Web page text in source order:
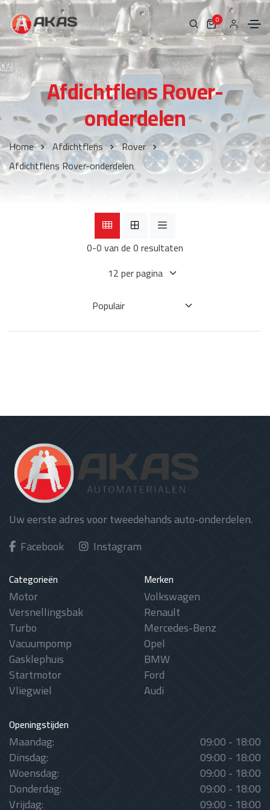
0
Afdichtflens Rover-
onderdelen
Home Afdichtflens
Rover
Afdichtflens Rover-onderdelen
0-0 van de 0 resultaten
Uw eerste adres voor tweedehands auto-onderdelen.
Facebook
Instagram
Categorieën
Motor
Versnellingsbak
Turbo
Vacuumpomp
Gasklephuis
Startmotor
Vliegwiel
Merken
Volkswagen
Renault
Mercedes-Benz
Opel
BMW
Ford
Audi
Openingstijden
Maandag: 09:00 - 18:00
Dinsdag: 09:00 - 18:00
Woensdag: 09:00 - 18:00
Donderdag: 09:00 - 18:00
Vrijdag: 09:00 - 18:00